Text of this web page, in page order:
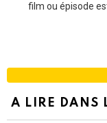
film ou épisode
A LIRE DANS